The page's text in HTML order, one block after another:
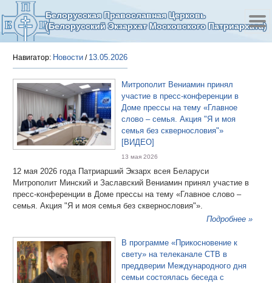
Белорусская Православная Церковь
(Белорусский Экзархат Московского Патриархата)
Навигатор: Новости / 13.05.2026
Митрополит Вениамин принял
участие в пресс-конференции в
Доме прессы на тему «Главное
слово – семья. Акция "Я и моя
семья без сквернословия"»
[ВИДЕО]
13 мая 2026
12 мая 2026 года Патриарший Экзарх всея Беларуси
Митрополит Минский и Заславский Вениамин принял участие в
пресс-конференции в Доме прессы на тему «Главное слово –
семья. Акция "Я и моя семья без сквернословия"».
Подробнее »
В программе «Прикосновение к
свету» на телеканале СТВ в
преддверии Международного дня
семьи состоялась беседа с